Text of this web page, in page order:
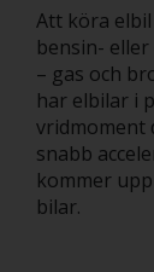
Att köra
bensin-
– gas och
har elbilar i
vridmoment
snabb
kommer
bilar.